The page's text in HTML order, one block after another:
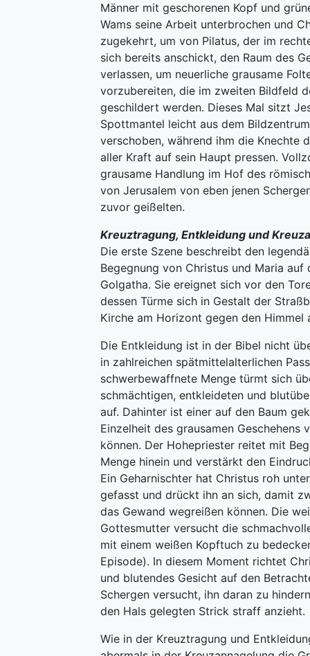
Männer mit geschorenen Kopf und
Wams seine Arbeit unterbrochen und
zugekehrt, um von Pilatus, der im
sich bereits anschickt, den Raum des
verlassen, um neuerliche grausame
vorzubereiten, die im zweiten Bildfeld
geschildert werden. Dieses Mal sitzt
Spottmantel leicht aus dem
verschoben, während ihm die Knechte
aller Kraft auf sein Haupt pressen.
grausame Handlung im Hof des
von Jerusalem von eben jenen
zuvor geißelten.
Kreuztragung, Entkleidung und
Die erste Szene beschreibt den
Begegnung von Christus und Maria auf
Golgatha. Sie ereignet sich vor den
dessen Türme sich in Gestalt der
Kirche am Horizont gegen den Himmel
Die Entkleidung ist in der Bibel nicht
in zahlreichen spätmittelalterlichen
schwerbewaffnete Menge türmt sich
schmächtigen, entkleideten und
auf. Dahinter ist einer auf den Baum
Einzelheit des grausamen Geschehens
können. Der Hohepriester reitet mit
Menge hinein und verstärkt den
Ein Geharnischter hat Christus roh
gefasst und drückt ihn an sich, damit
das Gewand wegreißen können. Die
Gottesmutter versucht die
mit einem weißen Kopftuch zu
Episode). In diesem Moment richtet
und blutendes Gesicht auf den
Schergen versucht, ihn daran zu
den Hals gelegten Strick straff anzieht.
Wie in der Kreuztragung und